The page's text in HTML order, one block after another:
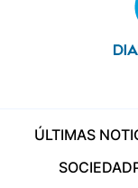
ÚLTIMAS
SOCIEDAD